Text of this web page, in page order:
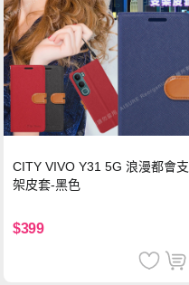
CITY VIVO Y31 5G 浪漫都會支
架皮套-黑色
$399